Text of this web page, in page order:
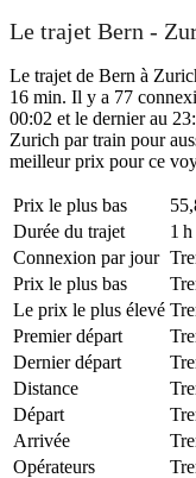
Le trajet Bern -
Le trajet de Bern à
16 min. Il y a 77
00:02 et le dernier au
Zurich par train pour
meilleur prix pour ce
Prix ​​le plus bas
Durée du trajet
1
Connexion par jour
Prix ​​le plus bas
Le prix le plus élevé
Premier départ
Dernier départ
Distance
Départ
Arrivée
Opérateurs